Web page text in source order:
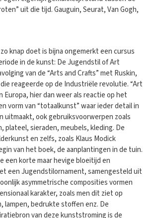
uit die tijd. Gauguin, Seurat, Van Gogh,
knap doet is bijna ongemerkt een cursus
in de kunst: De Jugendstil of Art
van de “Arts and Crafts” met Ruskin,
reageerde op de Industriële revolutie. “Art
Europa, hier dan weer als reactie op het
vorm van “totaalkunst” waar ieder detail in
uitmaakt, ook gebruiksvoorwerpen zoals
plateel, sieraden, meubels, kleding. De
en zelfs, zoals Klaus Modick
van het boek, de aanplantingen in de tuin.
een korte maar hevige bloeitijd en
een Jugendstilornament, samengesteld uit
asymmetrische composities vormen
karakter, zoals men dit ziet op
lampen, bedrukte stoffen enz. De
van deze kunststroming is de